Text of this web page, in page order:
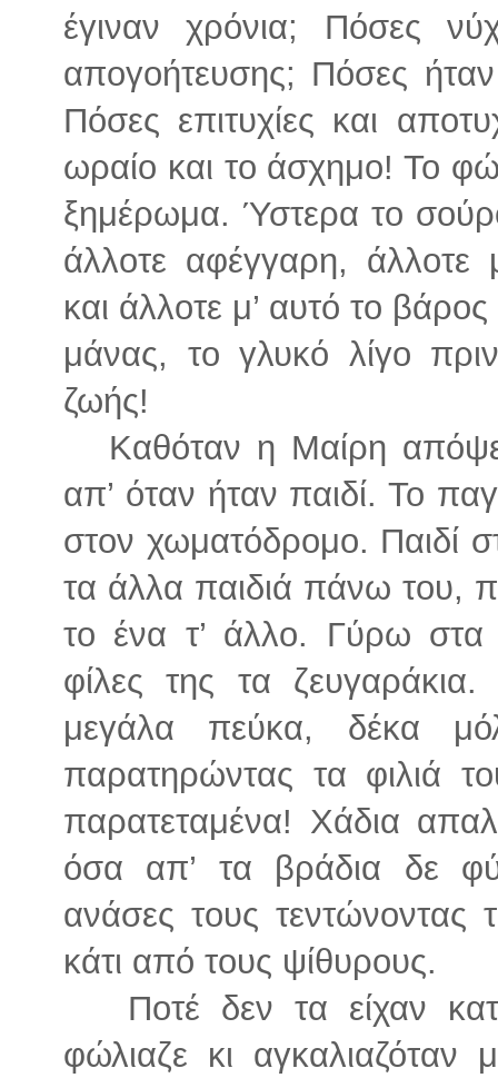
έγιναν χρόνια; Πόσες
απογοήτευσης; Πόσες
Πόσες επιτυχίες και
ωραίο και το άσχημο! Το
ξημέρωμα. Ύστερα το
άλλοτε αφέγγαρη,
και άλλοτε μ’ αυτό το
μάνας, το γλυκό λίγο
ζωής!
Καθόταν η Μαίρη απόψε
απ’ όταν ήταν παιδί. Το
στον χωματόδρομο. Παιδί
τα άλλα παιδιά πάνω του,
το ένα τ’ άλλο. Γύρω στα
φίλες της τα
μεγάλα πεύκα, δέκα
παρατηρώντας τα φιλιά
παρατεταμένα! Χάδια
όσα απ’ τα βράδια δε
ανάσες τους
κάτι από τους ψίθυρους.
Ποτέ δεν τα είχαν
φώλιαζε κι